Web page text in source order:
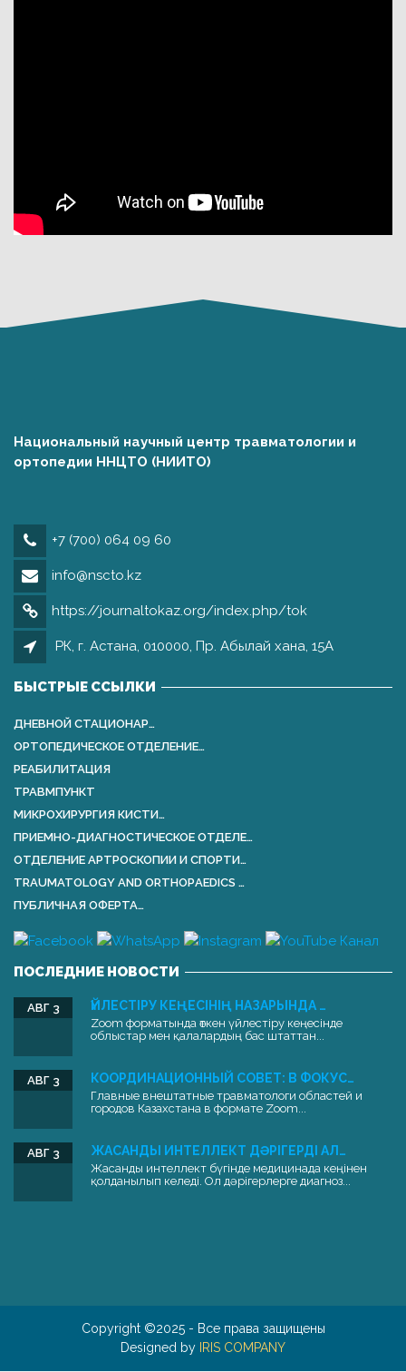
Национальный научный центр травматологии и
ортопедии ННЦТО (НИИТО)
+7 (700) 064 09 60
info@nscto.kz
https://journaltokaz.org/index.php/tok
РК, г. Астана, 010000, Пр. Абылай хана, 15А
БЫСТРЫЕ ССЫЛКИ
ДНЕВНОЙ СТАЦИОНАР…
ОРТОПЕДИЧЕСКОЕ ОТДЕЛЕНИЕ…
РЕАБИЛИТАЦИЯ
ТРАВМПУНКТ
МИКРОХИРУРГИЯ КИСТИ…
ПРИЕМНО-ДИАГНОСТИЧЕСКОЕ ОТДЕЛЕ…
ОТДЕЛЕНИЕ АРТРОСКОПИИ И СПОРТИ…
TRAUMATOLOGY AND ORTHOPАEDICS …
ПУБЛИЧНАЯ ОФЕРТА…
ПОСЛЕДНИЕ НОВОСТИ
ҮЙЛЕСТІРУ КЕҢЕСІНІҢ НАЗАРЫНДА …
АВГ 3
Zoom форматында өткен үйлестіру кеңесінде
облыстар мен қалалардың бас штаттан...
КООРДИНАЦИОННЫЙ СОВЕТ: В ФОКУС…
АВГ 3
Главные внештатные травматологи областей и
городов Казахстана в формате Zoom...
ЖАСАНДЫ ИНТЕЛЛЕКТ ДӘРІГЕРДІ АЛ…
АВГ 3
Жасанды интеллект бүгінде медицинада кеңінен
қолданылып келеді. Ол дәрігерлерге диагноз...
Copyright ©2025 - Все права защищены
Designed by IRIS COMPANY